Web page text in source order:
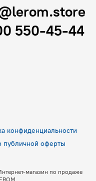
550-45-44
конфиденциальности
публичной оферты
магазин по продаже